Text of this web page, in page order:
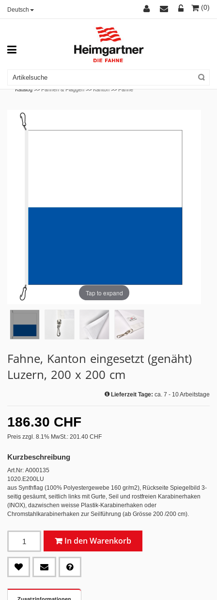
Deutsch (0)
Katalog >>Fahnen & Flaggen >>Kanton >>Fahne
Tap to expand
Fahne, Kanton eingesetzt (genäht)
Luzern, 200 x 200 cm
Lieferzeit Tage: ca. 7 - 10 Arbeitstage
186.30 CHF
Preis zzgl. 8.1% MwSt.: 201.40 CHF
Kurzbeschreibung
Art.Nr: A000135
1020.E200LU
aus Synthflag (100% Polyestergewebe 160 gr/m2), Rückseite Spiegelbild 3-
seitig gesäumt, seitlich links mit Gurte, Seil und rostfreien Karabinerhaken
(INOX), dazwischen weisse Plastik-Karabinerhaken oder
Chromstahlkarabinerhaken zur Seilführung (ab Grösse 200 /200 cm).
In den Warenkorb